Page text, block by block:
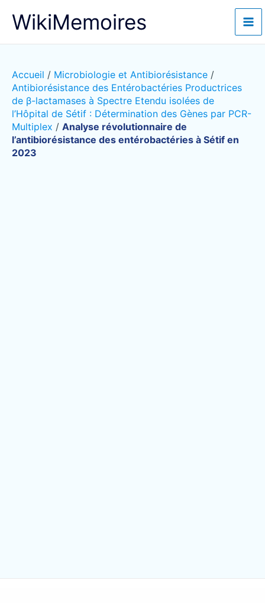
WikiMemoires
Accueil / Microbiologie et Antibiorésistance /
Antibiorésistance des Entérobactéries Productrices
de β-lactamases à Spectre Etendu isolées de
l’Hôpital de Sétif : Détermination des Gènes par PCR-
Multiplex / Analyse révolutionnaire de
l’antibiorésistance des entérobactéries à Sétif en
2023